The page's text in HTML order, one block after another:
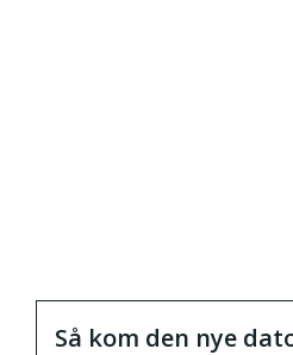
Så kom den nye